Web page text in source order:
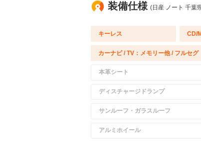
装備仕様 (日産 ノート 千葉
キーレス CD/
カーナビ / TV：メモリー他 / フルセグ
本革シート
ディスチャージドランプ
サンルーフ・ガラスルーフ
アルミホイール